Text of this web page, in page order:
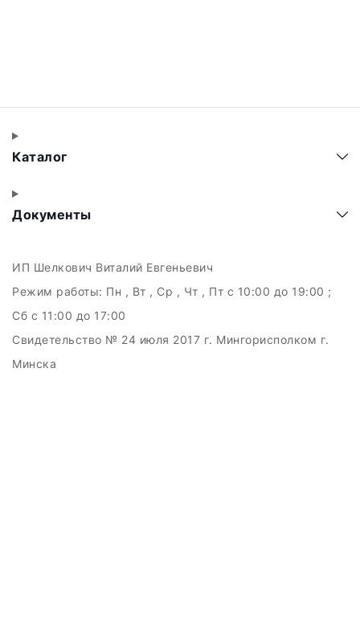
Каталог
Документы
ИП Шелкович Виталий Евгеньевич
Режим работы: Пн , Вт , Ср , Чт , Пт c 10:00 до 19:00 ;
Сб c 11:00 до 17:00
Свидетельство № 24 июля 2017 г. Мингорисполком г.
Минска